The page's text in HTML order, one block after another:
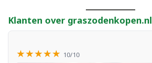
Klanten over graszodenkopen.nl
★★★★★ 10/10